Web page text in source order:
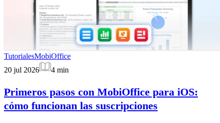
TutorialesMobiOffice
20 jul 2026
4 min
Primeros pasos con MobiOffice para iOS:
cómo funcionan las suscripciones